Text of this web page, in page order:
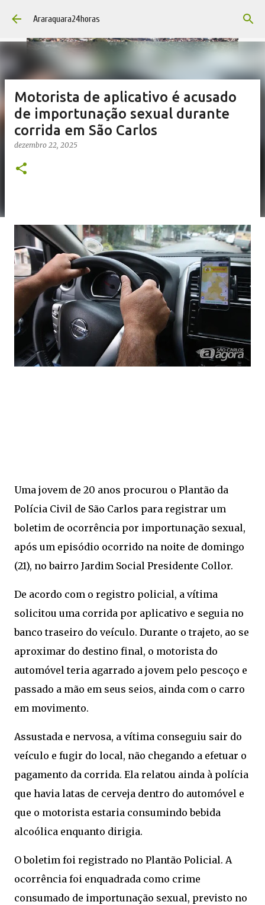
Pular para o conteúdo principal
Araraquara24horas
Motorista de aplicativo é acusado
de importunação sexual durante
corrida em São Carlos
dezembro 22, 2025
Uma jovem de 20 anos procurou o Plantão da
Polícia Civil de São Carlos para registrar um
boletim de ocorrência por importunação sexual,
após um episódio ocorrido na noite de domingo
(21), no bairro Jardim Social Presidente Collor.
De acordo com o registro policial, a vítima
solicitou uma corrida por aplicativo e seguia no
banco traseiro do veículo. Durante o trajeto, ao se
aproximar do destino final, o motorista do
automóvel teria agarrado a jovem pelo pescoço e
passado a mão em seus seios, ainda com o carro
em movimento.
Assustada e nervosa, a vítima conseguiu sair do
veículo e fugir do local, não chegando a efetuar o
pagamento da corrida. Ela relatou ainda à polícia
que havia latas de cerveja dentro do automóvel e
que o motorista estaria consumindo bebida
alcoólica enquanto dirigia.
O boletim foi registrado no Plantão Policial. A
ocorrência foi enquadrada como crime
consumado de importunação sexual, previsto no